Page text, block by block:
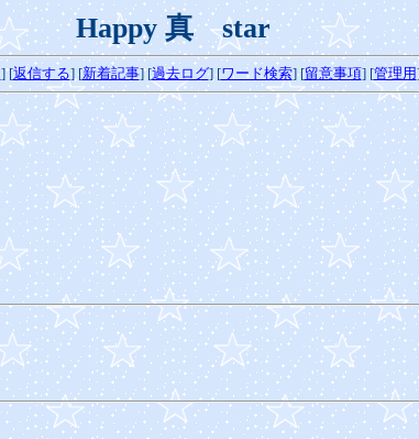
Happy 真 star
] [返信する] [新着記事][過去ログ][ワード検索] [留意事項] [管理用